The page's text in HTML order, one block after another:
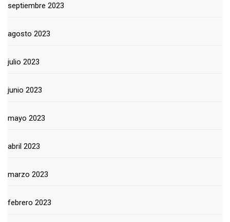
septiembre 2023
agosto 2023
julio 2023
junio 2023
mayo 2023
abril 2023
marzo 2023
febrero 2023